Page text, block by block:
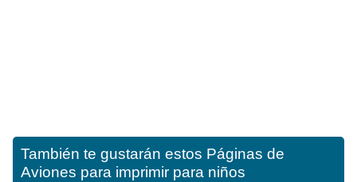
También te gustarán estos Páginas de
Aviones para imprimir para niños